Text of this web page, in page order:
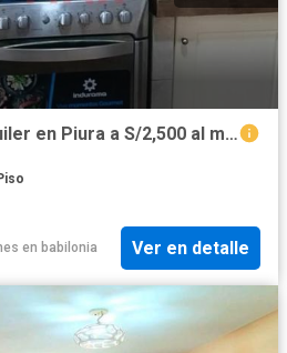
Departamento en alquiler en Piura a S/2,500 al mes
en babilonia Ver en detalle